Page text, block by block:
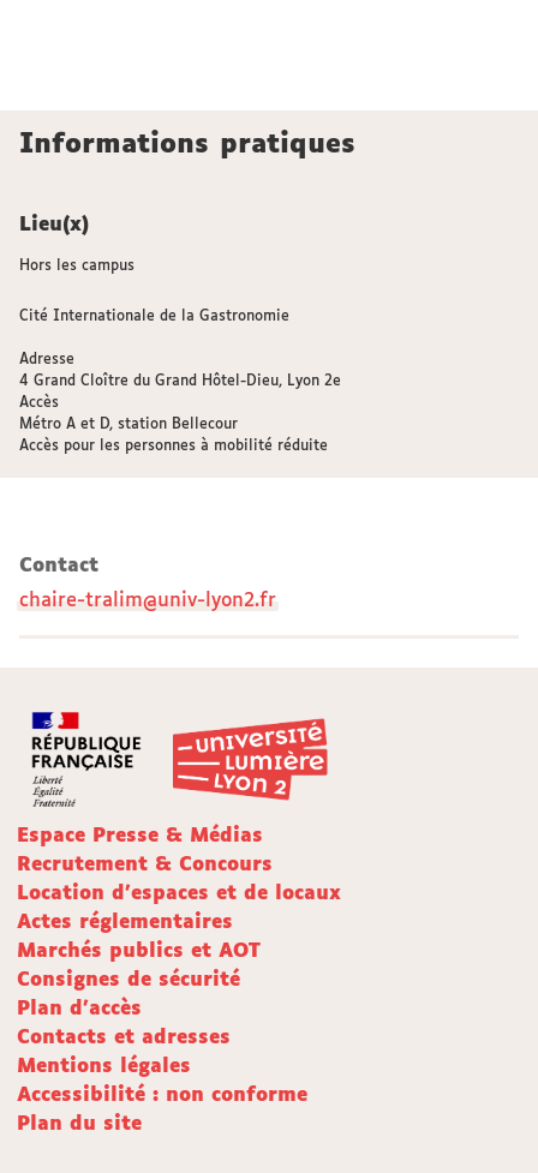
Informations pratiques
Lieu(x)
Hors les campus
Cité Internationale de la Gastronomie
Adresse
4 Grand Cloître du Grand Hôtel-Dieu, Lyon 2e
Accès
Métro A et D, station Bellecour
Accès pour les personnes à mobilité réduite
Contact
chaire-tralim@univ-lyon2.fr
Espace Presse & Médias
Recrutement & Concours
Location d'espaces et de locaux
Actes réglementaires
Marchés publics et AOT
Consignes de sécurité
Plan d'accès
Contacts et adresses
Mentions légales
Accessibilité : non conforme
Plan du site